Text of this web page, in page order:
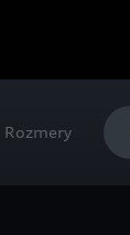
Rozmery